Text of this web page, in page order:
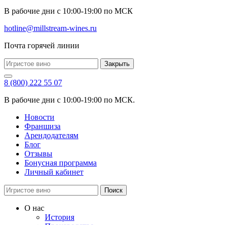
В рабочие дни с 10:00-19:00 по МСК
hotline@millstream-wines.ru
Почта горячей линии
Закрыть
8 (800) 222 55 07
В рабочие дни с 10:00-19:00 по МСК.
Новости
Франшиза
Арендодателям
Блог
Отзывы
Бонусная программа
Личный кабинет
Поиск
О нас
История